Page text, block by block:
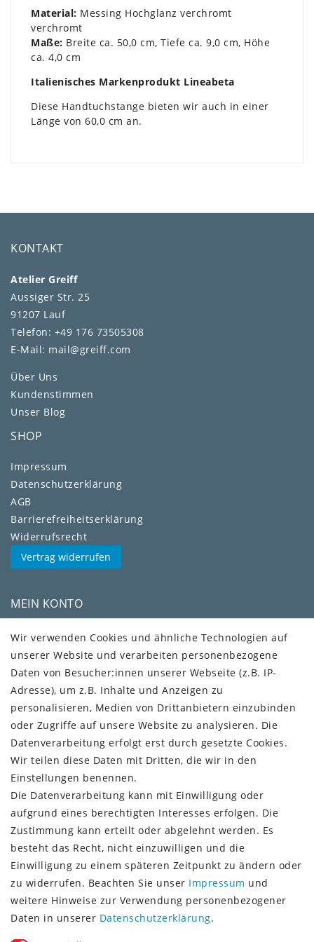
Material: Messing Hochglanz verchromt
verchromt
Maße: Breite ca. 50,0 cm, Tiefe ca. 9,0 cm, Höhe
ca. 4,0 cm
Italienisches Markenprodukt Lineabeta
Diese Handtuchstange bieten wir auch in einer
Länge von 60,0 cm an.
KONTAKT
Atelier Greiff
Aussiger Str. 25
91207 Lauf
Telefon: +49 176 73505308
E-Mail: mail@greiff.com
Über Uns
Kundenstimmen
Unser Blog
SHOP
Impressum
Daten­schutz­erklärung
AGB
Barrierefreiheitserklärung
Widerrufs­recht
Vertrag widerrufen
MEIN KONTO
Kundenkonto
VERSAND + SERVICE
Versandinformationen
Rückgabeinformationen
Zahlungsinformationen
Vorkasse (3% Rabatt)
Paypal
Kauf auf Rechnung (Paypalservice)
Lastschrift (Paypalservice)
Kreditkarte (Paypalservice)
SOCIAL MEDIA
Wir verwenden Cookies und ähnliche Technologien auf
unserer Website und verarbeiten personenbezogene
Daten von Besucher:innen unserer Webseite (z.B. IP-
Adresse), um z.B. Inhalte und Anzeigen zu
personalisieren, Medien von Drittanbietern einzubinden
oder Zugriffe auf unsere Website zu analysieren. Die
Datenverarbeitung erfolgt erst durch gesetzte Cookies.
Wir teilen diese Daten mit Dritten, die wir in den
Einstellungen benennen.
Die Datenverarbeitung kann mit Einwilligung oder
aufgrund eines berechtigten Interesses erfolgen. Die
Zustimmung kann erteilt oder abgelehnt werden. Es
besteht das Recht, nicht einzuwilligen und die
Einwilligung zu einem späteren Zeitpunkt zu ändern oder
zu widerrufen. Beachten Sie unser Impressum und
weitere Hinweise zur Verwendung personenbezogener
Daten in unserer Daten­schutz­erklärung.